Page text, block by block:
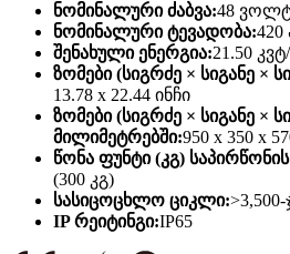
ნომინალური ძაბვა:48
ნომინალური ტევადობა:420
შენახული ენერგია:21.50
ზომები (სიგრძე × სიგანე ×
13.78 x 22.44 ინჩი
ზომები (სიგრძე × სიგანე ×
მილიმეტრებში:950 x 350 x
წონა ფუნტი (კგ)
(300 კგ)
სასიცოცხლო ციკლი:
IP რეიტინგი:IP65